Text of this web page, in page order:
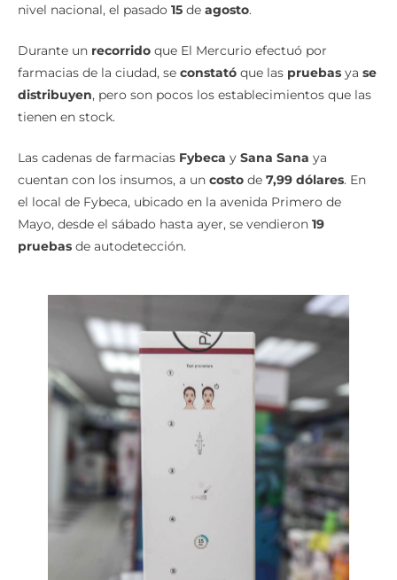
nivel nacional, el pasado 15 de agosto.
Durante un recorrido que El Mercurio efectuó por
farmacias de la ciudad, se constató que las pruebas ya se
distribuyen, pero son pocos los establecimientos que las
tienen en stock.
Las cadenas de farmacias Fybeca y Sana Sana ya
cuentan con los insumos, a un costo de 7,99 dólares. En
el local de Fybeca, ubicado en la avenida Primero de
Mayo, desde el sábado hasta ayer, se vendieron 19
pruebas de autodetección.